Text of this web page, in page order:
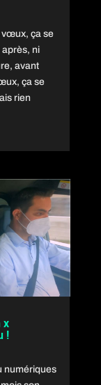
vœux, ça se
après, ni
avant
ça se
rien
x
!
numériques